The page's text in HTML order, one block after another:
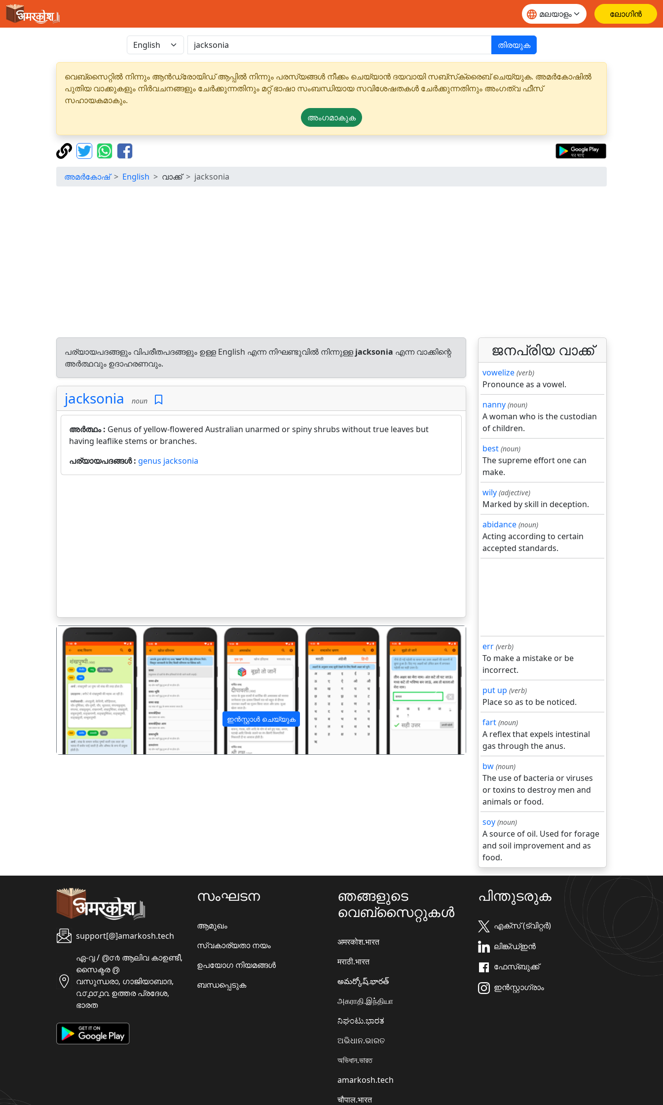
ലോഗിൻ
തിരയുക
വെബ്‌സൈറ്റിൽ നിന്നും ആൻഡ്രോയിഡ് ആപ്പിൽ നിന്നും പരസ്യങ്ങൾ നീക്കം ചെയ്യാൻ ദയവായി സബ്‌സ്‌ക്രൈബ് ചെയ്യുക. അമർകോഷിൽ
പുതിയ വാക്കുകളും നിർവചനങ്ങളും ചേർക്കുന്നതിനും മറ്റ് ഭാഷാ സംബന്ധിയായ സവിശേഷതകൾ ചേർക്കുന്നതിനും അംഗത്വ ഫീസ്
സഹായകമാകും.
അംഗമാകുക
അമർകോഷ് English വാക്ക് jacksonia
പര്യായപദങ്ങളും വിപരീതപദങ്ങളും ഉള്ള English എന്ന നിഘണ്ടുവിൽ നിന്നുള്ള jacksonia എന്ന വാക്കിന്റെ
അർത്ഥവും ഉദാഹരണവും.
jacksonia noun
അർത്ഥം : Genus of yellow-flowered Australian unarmed or spiny shrubs without true leaves but
having leaflike stems or branches.
പര്യായപദങ്ങൾ : genus jacksonia
ഇൻസ്റ്റാൾ ചെയ്യുക
पिछला अगला
ജനപ്രിയ വാക്ക്
vowelize (verb)
Pronounce as a vowel.
nanny (noun)
A woman who is the custodian
of children.
best (noun)
The supreme effort one can
make.
wily (adjective)
Marked by skill in deception.
abidance (noun)
Acting according to certain
accepted standards.
err (verb)
To make a mistake or be
incorrect.
put up (verb)
Place so as to be noticed.
fart (noun)
A reflex that expels intestinal
gas through the anus.
bw (noun)
The use of bacteria or viruses
or toxins to destroy men and
animals or food.
soy (noun)
A source of oil. Used for forage
and soil improvement and as
food.
support[@]amarkosh.tech
ഏ-൮ / ൫൦൪ ആലിവ കാഉണ്ടീ,
സൈക്ടര ൫
വസുന്ധരാ, ഗാജിയാബാദ,
൨൦൧൦൧൨ ഉത്തര പ്രദേശ,
ഭാരത
സംഘടന
ആമുഖം
സ്വകാര്യതാ നയം
ഉപയോഗ നിയമങ്ങൾ
ബന്ധപ്പെടുക
ഞങ്ങളുടെ
വെബ്സൈറ്റുകൾ
अमरकोश.भारत
मराठी.भारत
అమర్కోష్.భారత్
அகராதி.இந்தியா
ನಿಘಂಟು.ಭಾರತ
ଅଭିଧାନ.ଭାରତ
অভিধান.ভারত
amarkosh.tech
चौपाल.भारत
പിന്തുടരുക
എക്സ് (ട്വിറ്റർ)
ലിങ്ക്ഡ്ഇൻ
ഫേസ്ബുക്ക്
ഇൻസ്റ്റാഗ്രാം